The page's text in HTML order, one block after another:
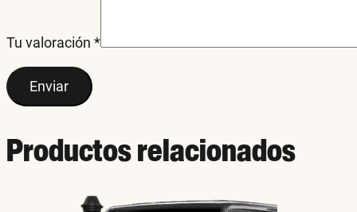
Tu valoración *
Productos relacionados